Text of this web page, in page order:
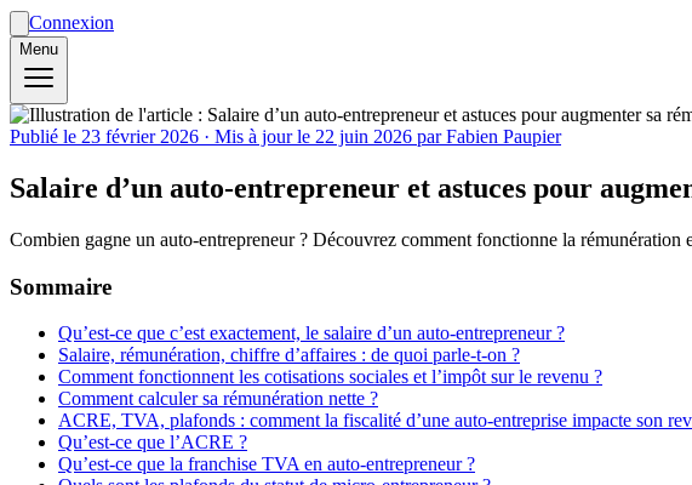
Connexion
Menu
Publié le 23 février 2026 · Mis à jour le 22 juin 2026 par Fabien Paupier
Salaire d’un auto-entrepreneur et astuces pour
Combien gagne un auto-entrepreneur ? Découvrez comment fonctionne la rémunération
Sommaire
Qu’est-ce que c’est exactement, le salaire d’un auto-entrepreneur ?
Salaire, rémunération, chiffre d’affaires : de quoi parle-t-on ?
Comment fonctionnent les cotisations sociales et l’impôt sur le revenu ?
Comment calculer sa rémunération nette ?
ACRE, TVA, plafonds : comment la fiscalité d’une auto-entreprise impacte son
Qu’est-ce que l’ACRE ?
Qu’est-ce que la franchise TVA en auto-entrepreneur ?